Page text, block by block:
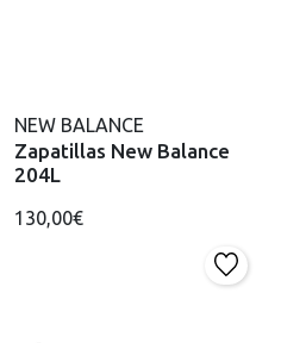
NEW BALANCE
Zapatillas New Balance
204L
130,00€